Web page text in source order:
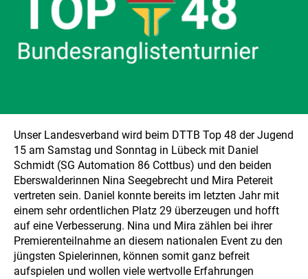
Unser Landesverband wird beim DTTB Top 48 der Jugend
15 am Samstag und Sonntag in Lübeck mit Daniel
Schmidt (SG Automation 86 Cottbus) und den beiden
Eberswalderinnen Nina Seegebrecht und Mira Petereit
vertreten sein. Daniel konnte bereits im letzten Jahr mit
einem sehr ordentlichen Platz 29 überzeugen und hofft
auf eine Verbesserung. Nina und Mira zählen bei ihrer
Premierenteilnahme an diesem nationalen Event zu den
jüngsten Spielerinnen, können somit ganz befreit
aufspielen und wollen viele wertvolle Erfahrungen